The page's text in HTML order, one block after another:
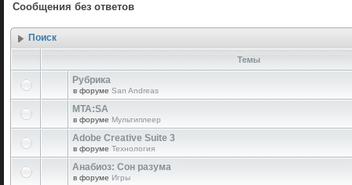
Сообщения без ответов
Поиск
Темы
Рубрика
в форуме San Andreas
MTA:SA
в форуме Мультиплеер
Adobe Creative Suite 3
в форуме Технология
Анабиоз: Сон разума
в форуме Игры